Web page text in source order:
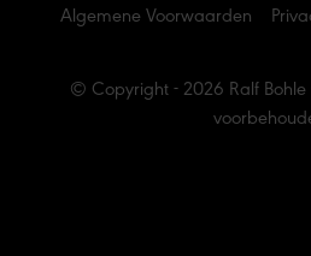
© Copyright - 2026 Ralf
Algemene Voorwaarden